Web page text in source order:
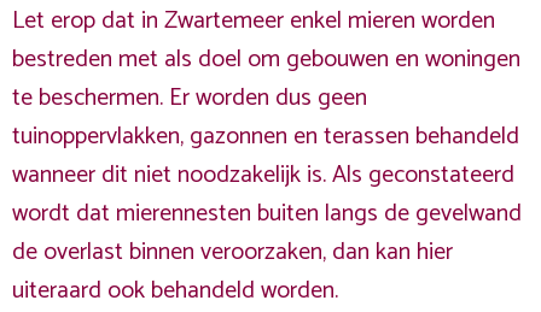
Let erop dat in Zwartemeer enkel mieren worden
bestreden met als doel om gebouwen en woningen
te beschermen. Er worden dus geen
tuinoppervlakken, gazonnen en terassen behandeld
wanneer dit niet noodzakelijk is. Als geconstateerd
wordt dat mierennesten buiten langs de gevelwand
de overlast binnen veroorzaken, dan kan hier
uiteraard ook behandeld worden.